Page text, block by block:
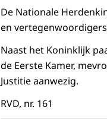
De Nationale
en
Naast het Koninklijk
de Eerste Kamer,
Justitie aanwezig.
RVD, nr. 161